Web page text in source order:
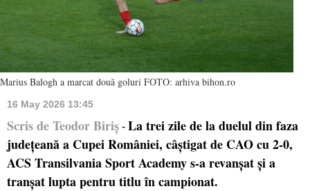
Marius Balogh a marcat două goluri FOTO: arhiva bihon.ro
16 May 2026 13:45
Scris de Teodor Biriș - La trei zile de la duelul din faza
județeană a Cupei României, câștigat de CAO cu 2-0,
ACS Transilvania Sport Academy s-a revanșat și a
tranșat lupta pentru titlu în campionat.